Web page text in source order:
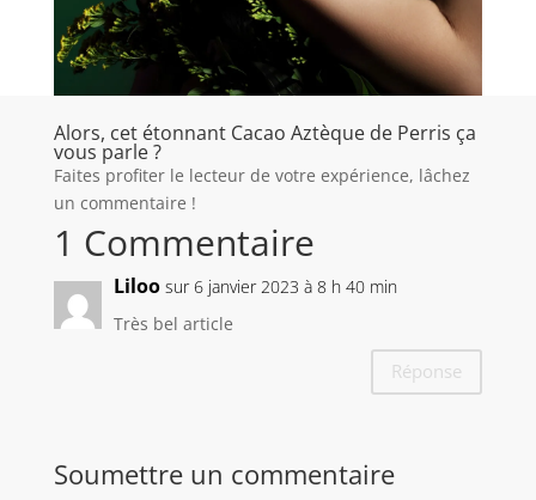
Alors, cet étonnant Cacao Aztèque de Perris ça
vous parle ?
Faites profiter le lecteur de votre expérience, lâchez
un commentaire !
1 Commentaire
Liloo sur 6 janvier 2023 à 8 h 40 min
Très bel article
Réponse
Soumettre un commentaire